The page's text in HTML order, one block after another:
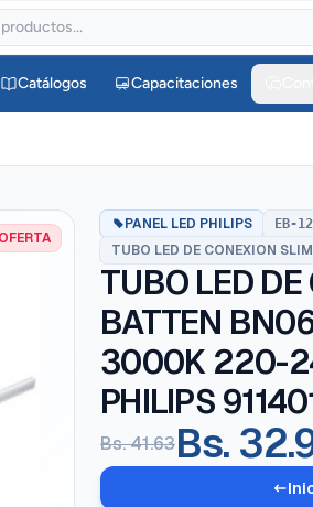
Catálogos Capacitaciones
PANEL LED PHILIPS EB-
TUBO LED DE CONEXION
TUBO LED
BATTEN
3000K 220-
PHILIPS
Bs. 41.63Bs.